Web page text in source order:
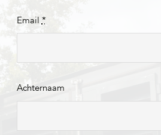
Email *
Achternaam